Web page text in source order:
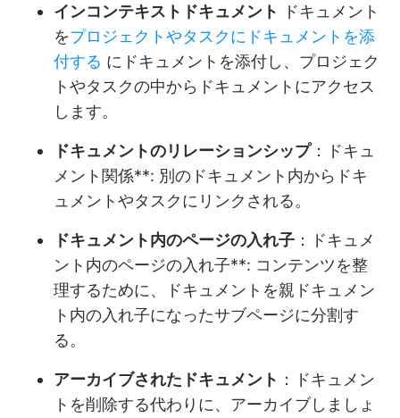
インコンテキストドキュメント
ドキュメント
をプロジェクトやタスクにドキュメントを添
付する にドキュメントを添付し、プロジェク
トやタスクの中からドキュメントにアクセス
します。
ドキュメントのリレーションシップ：ドキュ
メント関係**: 別のドキュメント内からドキ
ュメントやタスクにリンクされる。
ドキュメント内のページの入れ子 ：ドキュメ
ント内のページの入れ子**: コンテンツを整
理するために、ドキュメントを親ドキュメン
ト内の入れ子になったサブページに分割す
る。
アーカイブされたドキュメント ：ドキュメン
トを削除する代わりに、アーカイブしましょ